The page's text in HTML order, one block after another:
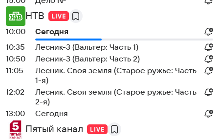
НТВ
10:00
Сегодня
10:35
Лесник-3 (Вальтер: Часть 1)
10:50
Лесник-3 (Вальтер: Часть 2)
11:05
Лесник. Своя земля (Старое ружье: Часть
1-я)
12:02
Лесник. Своя земля (Старое ружье: Часть
2-я)
13:00
Сегодня
Пятый канал